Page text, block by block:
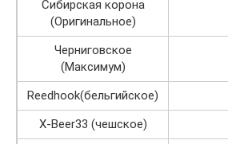
Сибирская корона
(Оригинальное)
Черниговское
(Максимум)
Reedhook(бельгийское)
X-Beer33 (чешское)